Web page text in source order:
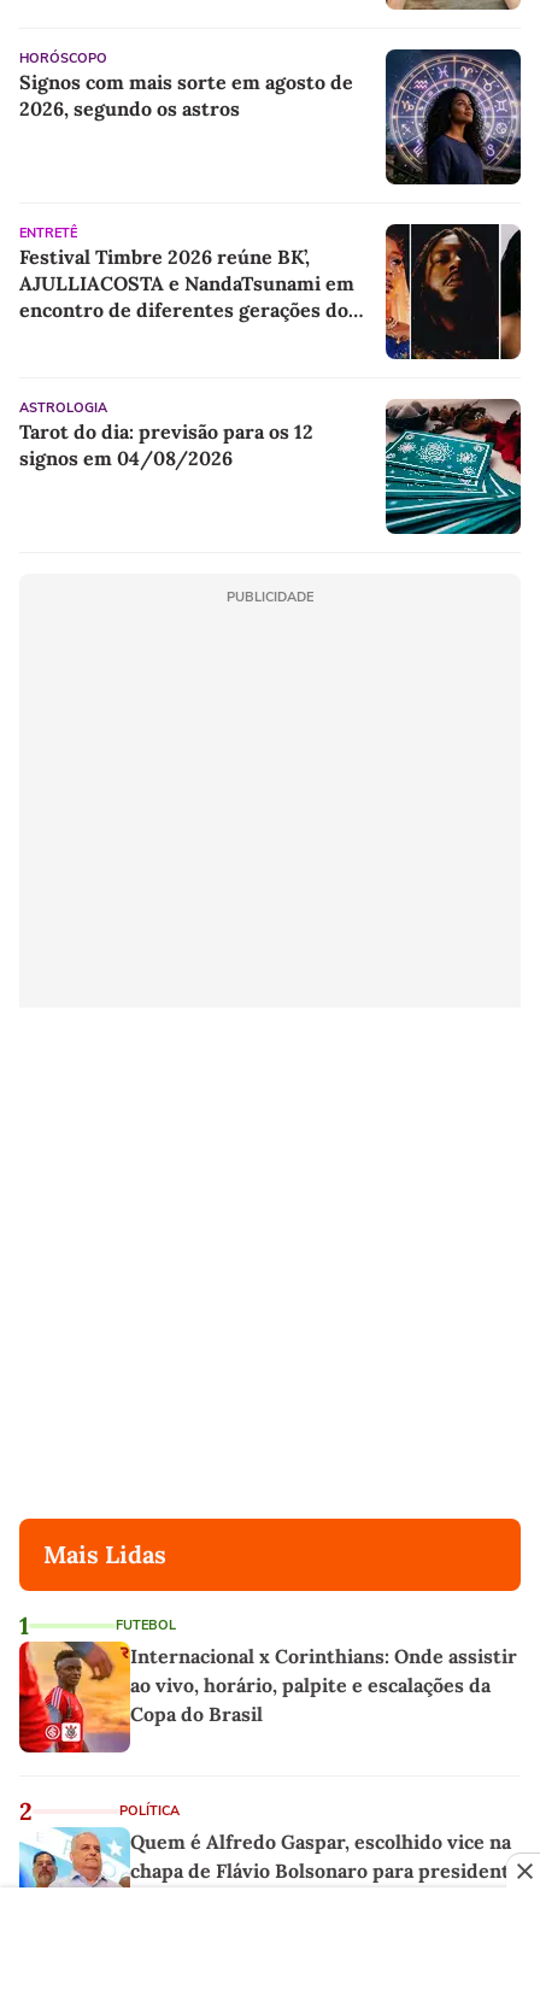
HORÓSCOPO
Signos com mais sorte em agosto de
2026, segundo os astros
ENTRETÊ
Festival Timbre 2026 reúne BK’,
AJULLIACOSTA e NandaTsunami em
encontro de diferentes gerações do
ASTROLOGIA
Tarot do dia: previsão para os 12
signos em 04/08/2026
PUBLICIDADE
Mais Lidas
1 FUTEBOL
Internacional x Corinthians: Onde assistir
ao vivo, horário, palpite e escalações da
Copa do Brasil
2 POLÍTICA
Quem é Alfredo Gaspar, escolhido vice na
chapa de Flávio Bolsonaro para presidente